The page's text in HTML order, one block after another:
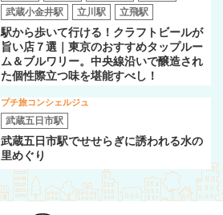
武蔵小金井駅
立川駅 立飛駅
駅から歩いて行ける！クラフトビールが
旨い店７選｜東京のおすすめタップルー
ム＆ブルワリー。中央線沿いで醸造され
た個性際立つ味を堪能すべし！
プチ旅コンシェルジュ
武蔵五日市駅
武蔵五日市駅でせせらぎに誘われる水の
里めぐり